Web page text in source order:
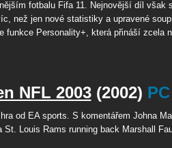
fotbalu Fifa 11. Nejnovější díl však
než jen nové statistiky a upravené
funkce Personality+, která přináší zcela
NFL 2003(2002) PC
od EA sports. S komentářem Johna
St. Louis Rams running back Marshall